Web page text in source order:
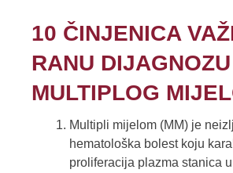
10 ČINJENICA
RANU DIJAGNOZU
MULTIPLOG
Multipli mijelom (MM) je
hematološka bolest koju
proliferacija plazma stanica